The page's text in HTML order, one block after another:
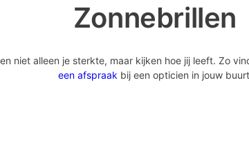
Zonnebrillen
niet alleen je sterkte, maar kijken hoe jij leeft. Zo
een afspraakbij een opticien in jouw